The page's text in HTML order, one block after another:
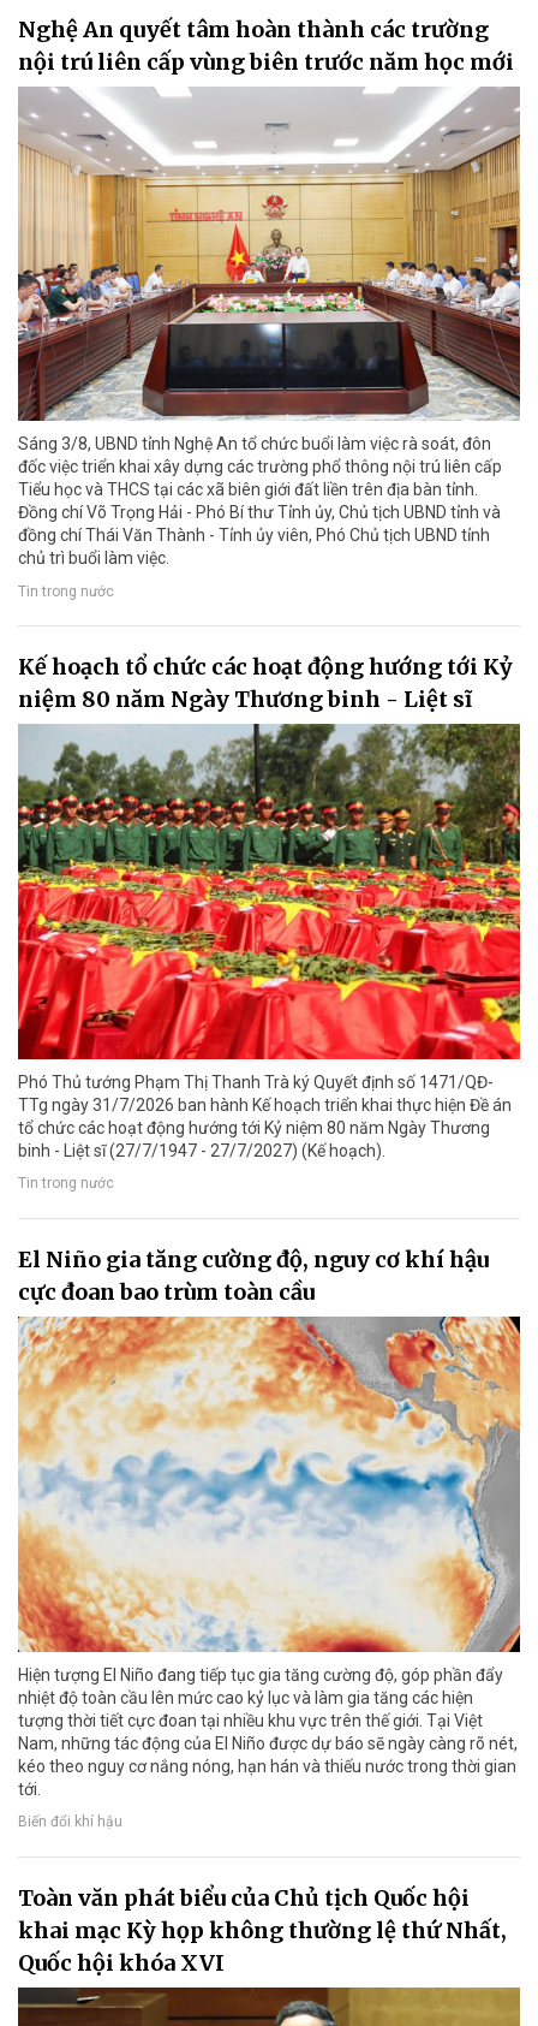
Nghệ An quyết tâm hoàn thành các trường
nội trú liên cấp vùng biên trước năm học mới
Sáng 3/8, UBND tỉnh Nghệ An tổ chức buổi làm việc rà soát, đôn
đốc việc triển khai xây dựng các trường phổ thông nội trú liên cấp
Tiểu học và THCS tại các xã biên giới đất liền trên địa bàn tỉnh.
Đồng chí Võ Trọng Hải - Phó Bí thư Tỉnh ủy, Chủ tịch UBND tỉnh và
đồng chí Thái Văn Thành - Tỉnh ủy viên, Phó Chủ tịch UBND tỉnh
chủ trì buổi làm việc.
Tin trong nước
Kế hoạch tổ chức các hoạt động hướng tới Kỷ
niệm 80 năm Ngày Thương binh - Liệt sĩ
Phó Thủ tướng Phạm Thị Thanh Trà ký Quyết định số 1471/QĐ-
TTg ngày 31/7/2026 ban hành Kế hoạch triển khai thực hiện Đề án
tổ chức các hoạt động hướng tới Kỷ niệm 80 năm Ngày Thương
binh - Liệt sĩ (27/7/1947 - 27/7/2027) (Kế hoạch).
Tin trong nước
El Niño gia tăng cường độ, nguy cơ khí hậu
cực đoan bao trùm toàn cầu
Hiện tượng El Niño đang tiếp tục gia tăng cường độ, góp phần đẩy
nhiệt độ toàn cầu lên mức cao kỷ lục và làm gia tăng các hiện
tượng thời tiết cực đoan tại nhiều khu vực trên thế giới. Tại Việt
Nam, những tác động của El Niño được dự báo sẽ ngày càng rõ nét,
kéo theo nguy cơ nắng nóng, hạn hán và thiếu nước trong thời gian
tới.
Biến đổi khí hậu
Toàn văn phát biểu của Chủ tịch Quốc hội
khai mạc Kỳ họp không thường lệ thứ Nhất,
Quốc hội khóa XVI